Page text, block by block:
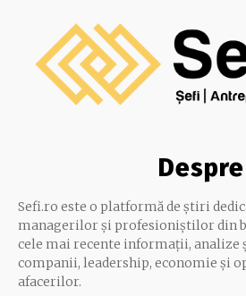
Despre
Sefi.ro este o platformă de știri
managerilor și profesioniștilor din
cele mai recente informații, analize
companii, leadership, economie și
afacerilor.